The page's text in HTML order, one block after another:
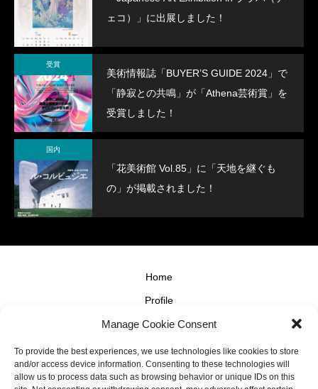
Manage Cookie Consent
To provide the best experiences, we use technologies like cookies to store
and/or access device information. Consenting to these technologies will
allow us to process data such as browsing behavior or unique IDs on this
ェコ）」に出展しました！
受賞
美術情報誌「BUYER’S GUIDE 2024」で
「静寂との共鳴」が「Athena芸術賞」を
受賞しました！
国内
「花美術館 Vol.85」に「天地を継ぐも
の」が掲載されました！
Home
Profile
News
Shop
Contact